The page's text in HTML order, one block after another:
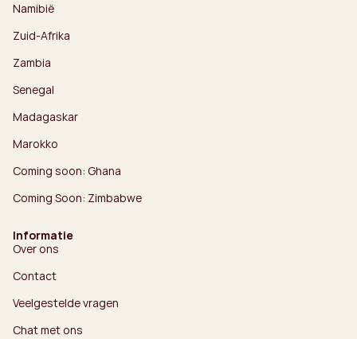
Namibië
Zuid-Afrika
Zambia
Senegal
Madagaskar
Marokko
Coming soon: Ghana
Coming Soon: Zimbabwe
Informatie
Over ons
Contact
Veelgestelde vragen
Chat met ons